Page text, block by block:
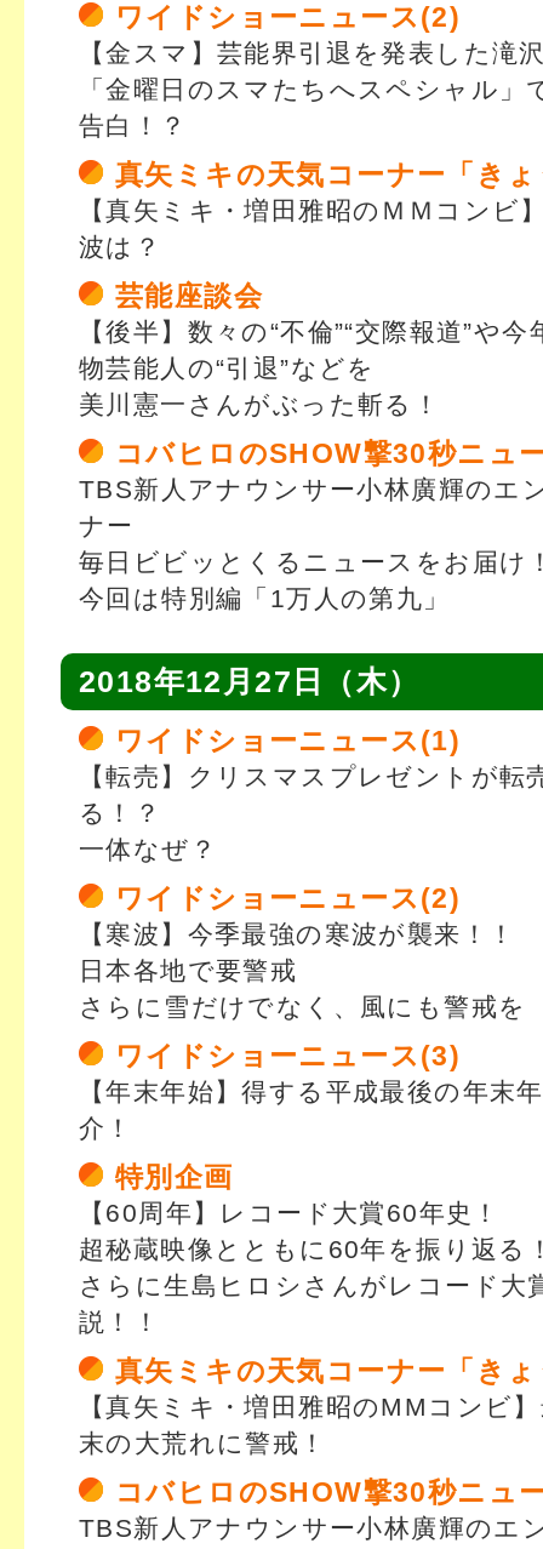
ワイドショーニュース(2)
【金スマ】芸能界引退を発表した滝
「金曜日のスマたちへスペシャル」
告白！？
真矢ミキの天気コーナー「き
【真矢ミキ・増田雅昭のＭＭコンビ
波は？
芸能座談会
【後半】数々の“不倫”“交際報道”や
物芸能人の“引退”などを
美川憲一さんがぶった斬る！
コバヒロのSHOW撃30秒ニュ
TBS新人アナウンサー小林廣輝のエ
ナー
毎日ビビッとくるニュースをお届け
今回は特別編「1万人の第九」
2018年12月27日（木）
ワイドショーニュース(1)
【転売】クリスマスプレゼントが転
る！？
一体なぜ？
ワイドショーニュース(2)
【寒波】今季最強の寒波が襲来！！
日本各地で要警戒
さらに雪だけでなく、風にも警戒を
ワイドショーニュース(3)
【年末年始】得する平成最後の年末
介！
特別企画
【60周年】レコード大賞60年史！
超秘蔵映像とともに60年を振り返る
さらに生島ヒロシさんがレコード大
説！！
真矢ミキの天気コーナー「き
【真矢ミキ・増田雅昭のMMコンビ
末の大荒れに警戒！
コバヒロのSHOW撃30秒ニュ
TBS新人アナウンサー小林廣輝のエ